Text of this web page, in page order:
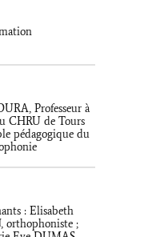
Professeur à
CHRU de Tours
pédagogique du
: Elisabeth
orthophoniste ;